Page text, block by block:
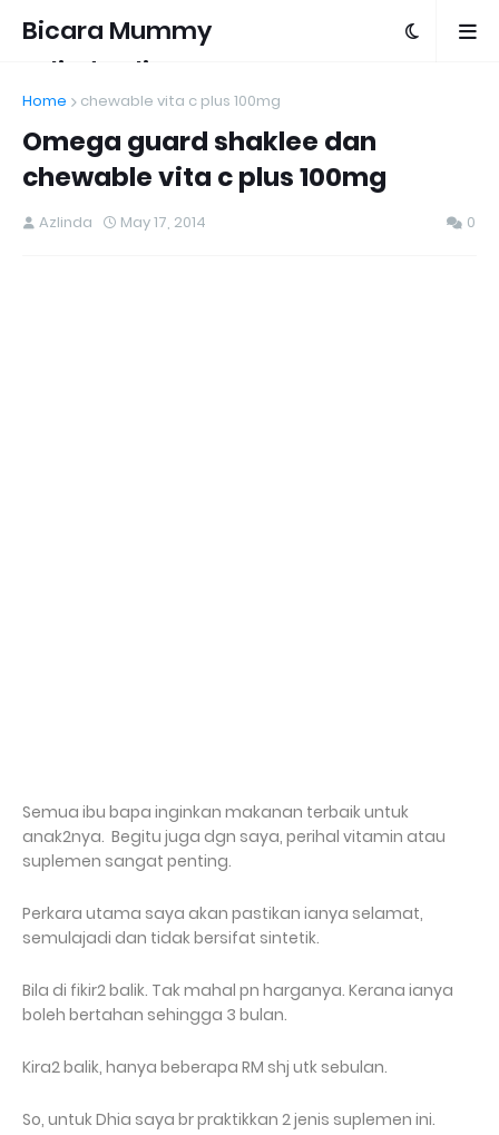
Bicara Mummy
Azlinda Alin
Home chewable vita c plus 100mg
Omega guard shaklee dan
chewable vita c plus 100mg
Azlinda May 17, 2014 0
Semua ibu bapa inginkan makanan terbaik untuk
anak2nya. Begitu juga dgn saya, perihal vitamin atau
suplemen sangat penting.
Perkara utama saya akan pastikan ianya selamat,
semulajadi dan tidak bersifat sintetik.
Bila di fikir2 balik. Tak mahal pn harganya. Kerana ianya
boleh bertahan sehingga 3 bulan.
Kira2 balik, hanya beberapa RM shj utk sebulan.
So, untuk Dhia saya br praktikkan 2 jenis suplemen ini.